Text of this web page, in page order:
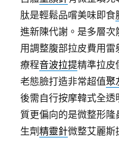
肽是輕鬆品嚐美味即食
進新陳代謝。是多層
用調整腹部拉皮費用
療程音波拉提精準拉皮
老態臉打造非常超值聚
後需自行按摩韓式全
質更偏向的是微整形
生劑精靈針微整艾麗斯